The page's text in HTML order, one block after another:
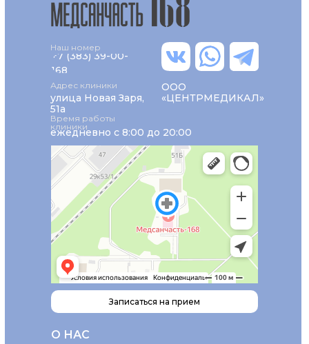
О НАС
+7 (383) 39-00-
168
Наш номер
ежедневно с 8:00 до 20:00
Время работы
клиники
Адрес клиники
улица Новая Заря,
51а
ООО
«ЦЕНТРМЕДИКАЛ»
Записаться на прием